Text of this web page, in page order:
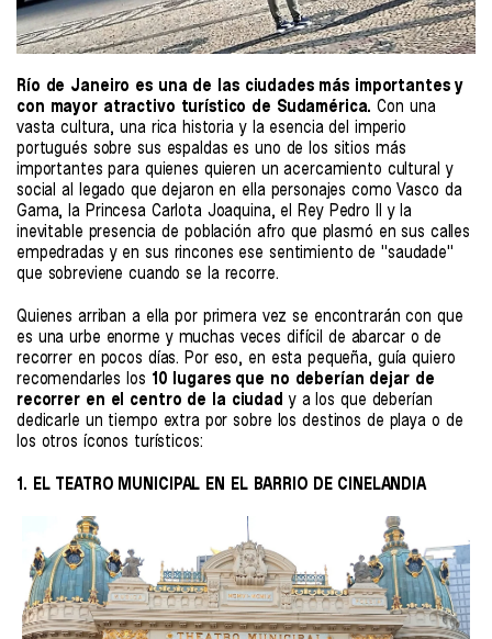
Río de Janeiro es una de las ciudades más importantes y
con mayor atractivo turístico de Sudamérica. Con una
vasta cultura, una rica historia y la esencia del imperio
portugués sobre sus espaldas es uno de los sitios más
importantes para quienes quieren un acercamiento cultural y
social al legado que dejaron en ella personajes como Vasco da
Gama, la Princesa Carlota Joaquina, el Rey Pedro II y la
inevitable presencia de población afro que plasmó en sus calles
empedradas y en sus rincones ese sentimiento de "saudade"
que sobreviene cuando se la recorre.
Quienes arriban a ella por primera vez se encontrarán con que
es una urbe enorme y muchas veces difícil de abarcar o de
recorrer en pocos días. Por eso, en esta pequeña, guía quiero
recomendarles los 10 lugares que no deberían dejar de
recorrer en el centro de la ciudad y a los que deberían
dedicarle un tiempo extra por sobre los destinos de playa o de
los otros íconos turísticos:
1. EL TEATRO MUNICIPAL EN EL BARRIO DE CINELANDIA